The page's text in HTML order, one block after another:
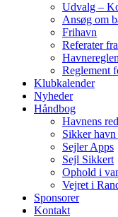
Udvalg –
Ansøg om
Frihavn
Referater
Reglement
Klubkalender
Nyheder
Håndbog
Havnens
Sikker
Sejler Apps
Sejl Sikkert
Ophold i
Vejret i
Sponsorer
Kontakt